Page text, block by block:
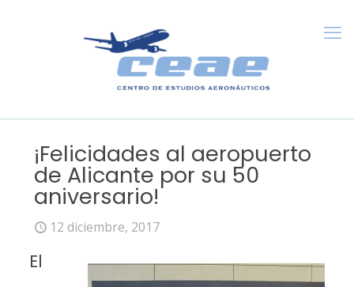
¡Felicidades al aeropuerto
de Alicante por su 50
aniversario!
12 diciembre, 2017
El